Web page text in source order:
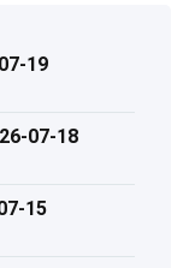
19
07-18
15